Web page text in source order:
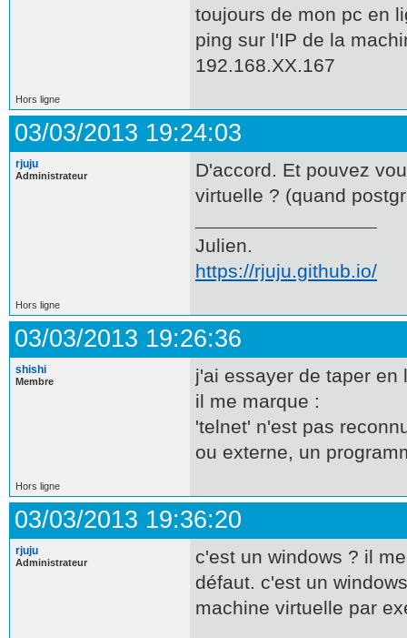
toujours de mon pc en
ping sur l'IP de la
192.168.XX.167
Hors ligne
03/03/2013 19:24:03
rjuju
Administrateur
D'accord. Et pouvez
virtuelle ? (quand
Julien.
https://rjuju.github.io/
Hors ligne
03/03/2013 19:26:36
shishi
Membre
j'ai essayer de taper en
il me marque :
'telnet' n'est pas
ou externe, un
Hors ligne
03/03/2013 19:36:20
rjuju
Administrateur
c'est un windows ? il
défaut. c'est un
machine virtuelle par